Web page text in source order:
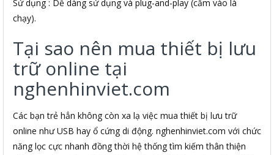
Sử dụng : Dễ dàng sử dụng và plug-and-play (cắm vào là
chạy).
Tại sao nên mua thiết bị lưu
trữ online tại
nghenhinviet.com
Các bạn trẻ hẳn không còn xa lạ việc mua thiết bị lưu trữ
online như USB hay ổ cứng di động. nghenhinviet.com với chức
năng lọc cực nhanh đồng thời hệ thống tìm kiếm thân thiện